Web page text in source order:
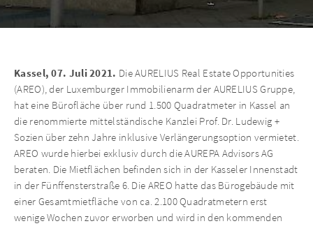
Kassel, 07. Juli 2021. Die AURELIUS Real Estate Opportunities
(AREO), der Luxemburger Immobilienarm der AURELIUS Gruppe,
hat eine Bürofläche über rund 1.500 Quadratmeter in Kassel an
die renommierte mittelständische Kanzlei Prof. Dr. Ludewig +
Sozien über zehn Jahre inklusive Verlängerungsoption vermietet.
AREO wurde hierbei exklusiv durch die AUREPA Advisors AG
beraten. Die Mietflächen befinden sich in der Kasseler Innenstadt
in der Fünffensterstraße 6. Die AREO hatte das Bürogebäude mit
einer Gesamtmietfläche von ca. 2.100 Quadratmetern erst
wenige Wochen zuvor erworben und wird in den kommenden